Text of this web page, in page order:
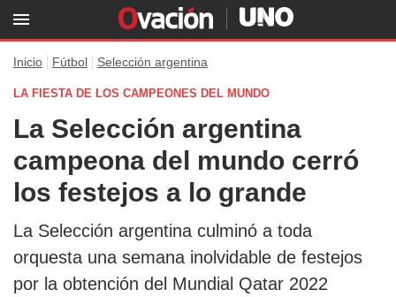
Inicio Fútbol Selección argentina
LA FIESTA DE LOS CAMPEONES DEL MUNDO
La Selección argentina
campeona del mundo cerró
los festejos a lo grande
La Selección argentina culminó a toda
orquesta una semana inolvidable de festejos
por la obtención del Mundial Qatar 2022